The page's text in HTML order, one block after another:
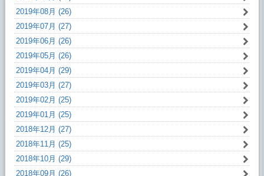
2019年08月 (26)
2019年07月 (27)
2019年06月 (26)
2019年05月 (26)
2019年04月 (29)
2019年03月 (27)
2019年02月 (25)
2019年01月 (25)
2018年12月 (27)
2018年11月 (25)
2018年10月 (29)
2018年09月 (26)